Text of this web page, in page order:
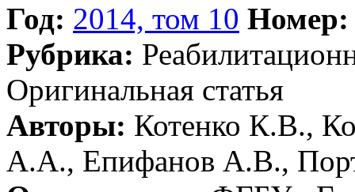
Год: 2014, том 10 Номер:
Рубрика:
Оригинальная статья
Авторы: Котенко К.В.,
А.А., Епифанов А.В.,